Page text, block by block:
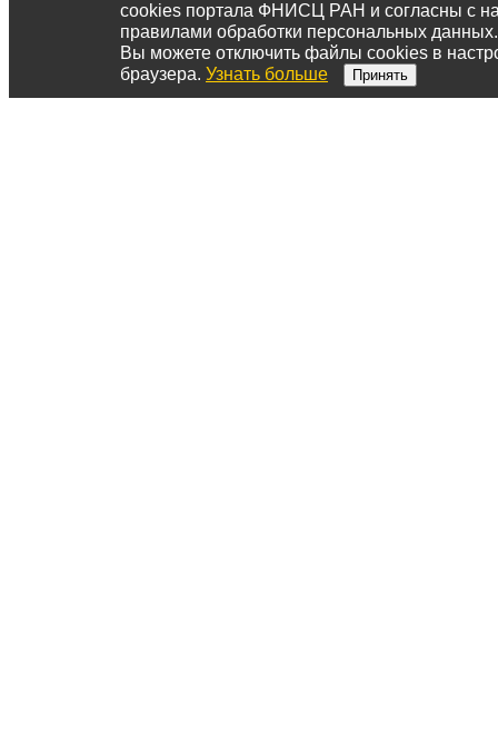
cookies портала ФНИСЦ РАН и согласны с
правилами обработки персональных данных.
Вы можете отключить файлы cookies в
браузера. Узнать больше Принять